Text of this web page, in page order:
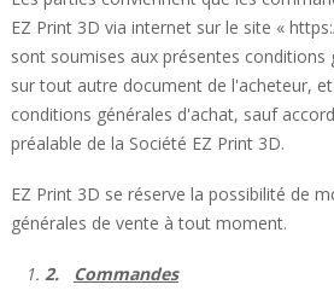
EZ Print 3D via internet sur le site «
sont soumises aux présentes conditions
sur tout autre document de l'acheteur,
conditions générales d'achat, sauf
préalable de la Société EZ Print 3D.
EZ Print 3D se réserve la possibilité de
générales de vente à tout moment.
2. Commandes